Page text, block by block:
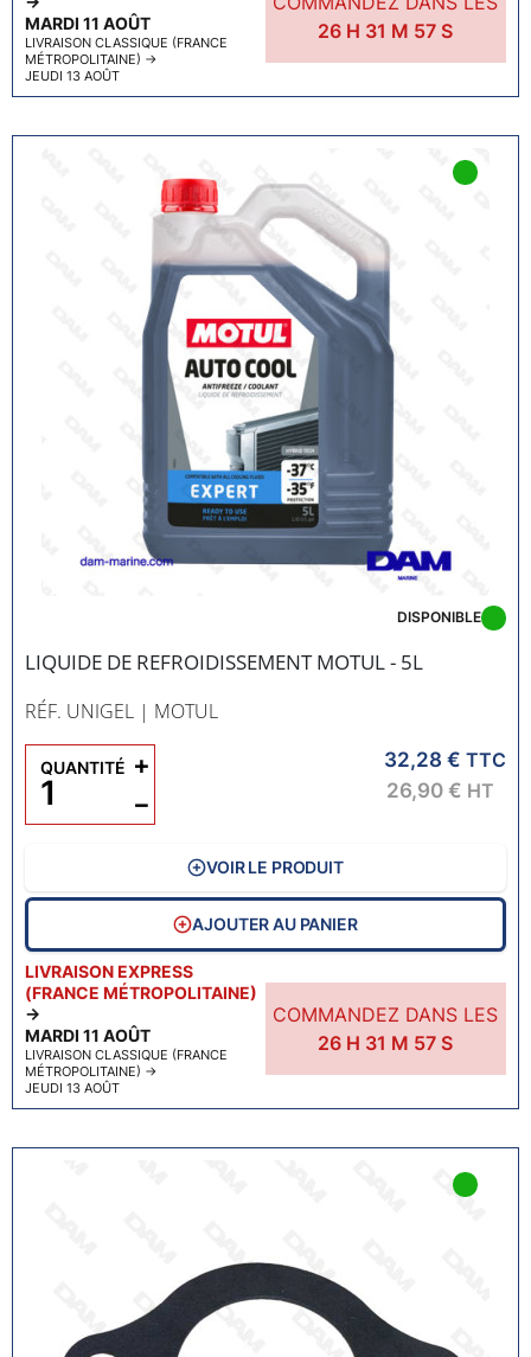
MARDI 11 AOÛT
LIVRAISON CLASSIQUE (FRANCE
MÉTROPOLITAINE) →
JEUDI 13 AOÛT
26H 31 M 56 S
LIQUIDE DE REFROIDISSEMENT MOTUL - 5L
RÉF. UNIGEL | MOTUL
LIVRAISON EXPRESS
(FRANCE MÉTROPOLITAINE)
→
MARDI 11 AOÛT
LIVRAISON CLASSIQUE (FRANCE
MÉTROPOLITAINE) →
JEUDI 13 AOÛT
COMMANDEZ DANS LES
26H 31 M 56 S
DISPONIBLE
32,28 € TTC
26,90 € HT
QUANTITÉ
−
+
VOIR LE PRODUIT
AJOUTER AU PANIER